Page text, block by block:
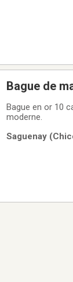
Bague de
Bague en or 10
moderne.
Saguenay